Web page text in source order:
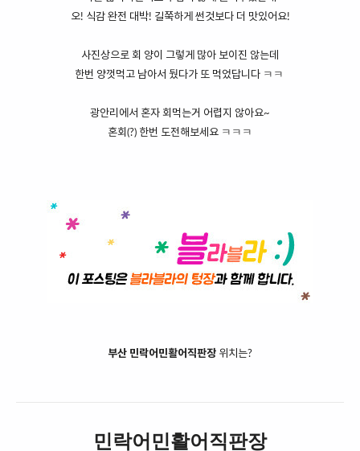
오! 식감 완전 대박! 길쭉하게 썬것보다 더 맛있어요!
사진상으로 회 양이 그렇게 많아 보이진 않는데
한번 양껏먹고 남아서 뒀다가 또 먹었답니다 ㅋㅋ
광안리에서 혼자 회먹는거 어렵지 않아요~
혼회(?) 한번 도전해보세요 ㅋㅋㅋ
부산 민락어민활어직판장 위치는?